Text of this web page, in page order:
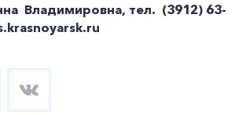
Владимировна, тел. (3912) 63-